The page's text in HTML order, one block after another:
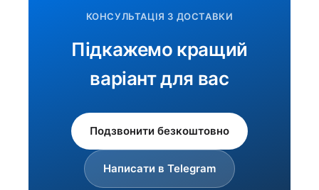
КОНСУЛЬТАЦІЯ З ДОСТАВКИ
Підкажемо кращий
варіант для вас
Подзвонити безкоштовно
Написати в Telegram